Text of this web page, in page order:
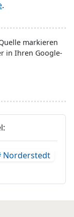
.
markieren
in Ihren Google-
Norderstedt